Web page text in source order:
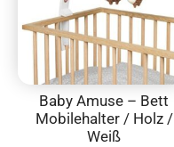
Baby Amuse – Bett
Mobilehalter / Holz /
Weiß